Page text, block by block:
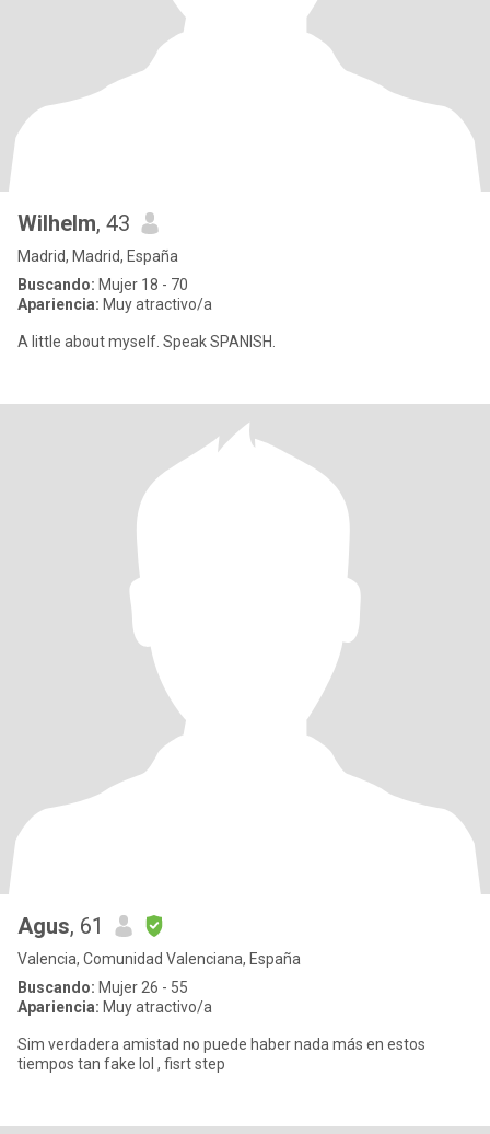
Wilhelm, 43
Madrid, Madrid, España
Buscando: Mujer 18 - 70
Apariencia: Muy atractivo/a
A little about myself. Speak SPANISH.
Agus, 61
Valencia, Comunidad Valenciana, España
Buscando: Mujer 26 - 55
Apariencia: Muy atractivo/a
Sim verdadera amistad no puede haber nada más en estos
tiempos tan fake lol , fisrt step